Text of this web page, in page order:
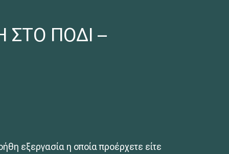
ΣΤΟ ΠΟΔΙ –
εξεργασία η οποία προέρχετε είτε